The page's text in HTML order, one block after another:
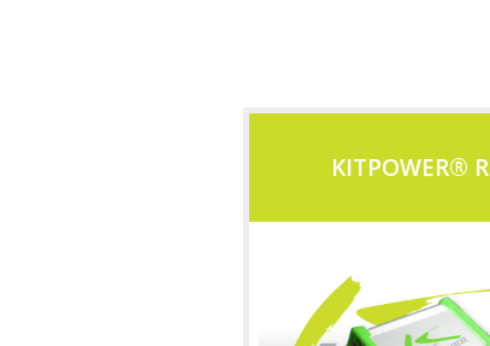
KITPOWER®